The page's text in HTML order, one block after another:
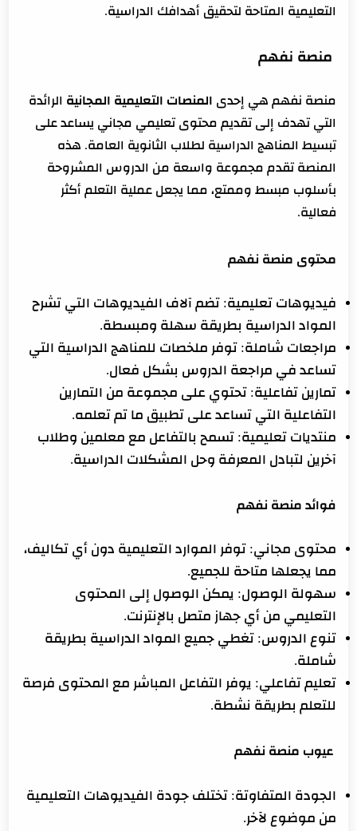
التعليمية المتاحة لتحقيق أهدافك الدراسية.
منصة نفهم
منصة نفهم هي إحدى المنصات التعليمية المجانية الرائدة
التي تهدف إلى تقديم محتوى تعليمي مجاني يساعد على
تبسيط المناهج الدراسية لطلاب الثانوية العامة. هذه
المنصة تقدم مجموعة واسعة من الدروس المشروحة
بأسلوب مبسط وممتع، مما يجعل عملية التعلم أكثر
فعالية.
محتوى منصة نفهم
فيديوهات تعليمية: تضم آلاف الفيديوهات التي تشرح
المواد الدراسية بطريقة سهلة ومبسطة.
مراجعات شاملة: توفر ملخصات للمناهج الدراسية التي
تساعد في مراجعة الدروس بشكل فعال.
تمارين تفاعلية: تحتوي على مجموعة من التمارين
التفاعلية التي تساعد على تطبيق ما تم تعلمه.
منتديات تعليمية: تسمح بالتفاعل مع معلمين وطلاب
آخرين لتبادل المعرفة وحل المشكلات الدراسية.
فوائد منصة نفهم
محتوى مجاني: توفر الموارد التعليمية دون أي تكاليف،
مما يجعلها متاحة للجميع.
سهولة الوصول: يمكن الوصول إلى المحتوى
التعليمي من أي جهاز متصل بالإنترنت.
تنوع الدروس: تغطي جميع المواد الدراسية بطريقة
شاملة.
تعليم تفاعلي: يوفر التفاعل المباشر مع المحتوى فرصة
للتعلم بطريقة نشطة.
عيوب منصة نفهم
الجودة المتفاوتة: تختلف جودة الفيديوهات التعليمية
من موضوع لآخر.